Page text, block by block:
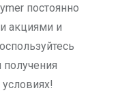
постоянно
акциями и